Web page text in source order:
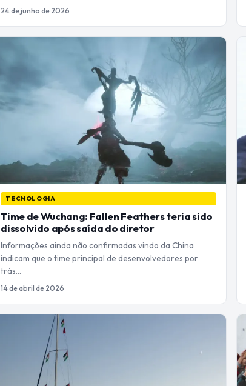
24 de junho de 2026
TECNOLOGIA
Time de Wuchang: Fallen Feathers teria sido
dissolvido após saída do diretor
Informações ainda não confirmadas vindo da China
indicam que o time principal de desenvolvedores por
trás…
14 de abril de 2026